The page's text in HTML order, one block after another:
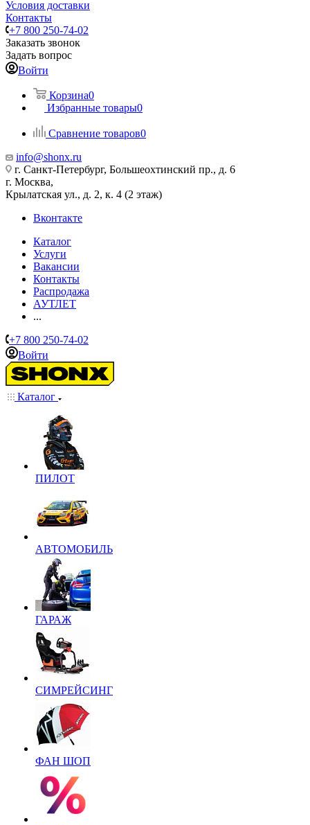
Условия доставки
Контакты
+7 800 250-74-02
Заказать звонок
Задать вопрос
Войти
Корзина0
Избранные товары0
Сравнение товаров0
info@shonx.ru
г. Санкт-Петербург, Большеохтинский пр., д. 6
г. Москва,
Крылатская ул., д. 2, к. 4 (2 этаж)
Вконтакте
Каталог
Услуги
Вакансии
Контакты
Распродажа
АУТЛЕТ
...
+7 800 250-74-02
Войти
Каталог
ПИЛОТ
АВТОМОБИЛЬ
ГАРАЖ
СИМРЕЙСИНГ
ФАН ШОП